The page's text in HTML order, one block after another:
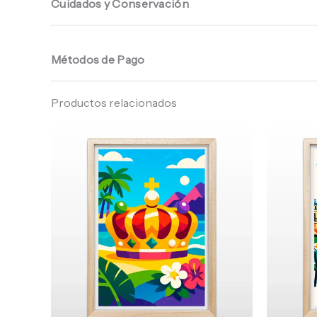
Cuidados y Conservación
Métodos de Pago
Productos relacionados
de
precios:
desde
hasta
$ 68.960